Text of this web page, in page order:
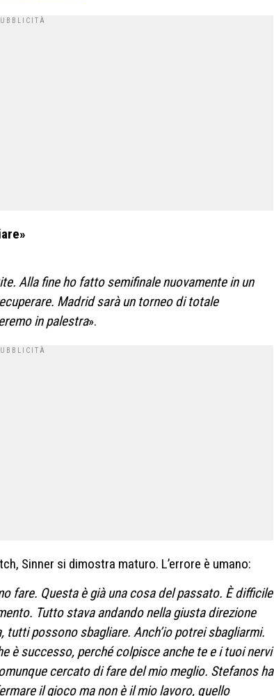
Alla fine ho fatto semifinale nuovamente in un
Madrid sarà un torneo di totale
in palestra».
Sinner si dimostra maturo. L’errore è umano:
fare. Questa è già una cosa del passato. È difficile
Tutto stava andando nella giusta direzione
possono sbagliare. Anch’io potrei sbagliarmi.
è successo, perché colpisce anche te e i tuoi nervi
cercato di fare del mio meglio. Stefanos ha
il gioco ma non è il mio lavoro, quello